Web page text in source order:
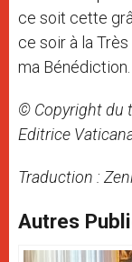
ce soit cette
ce soir à la
ma Bénédiction.
© Copyright du
Editrice
Traduction :
Autres